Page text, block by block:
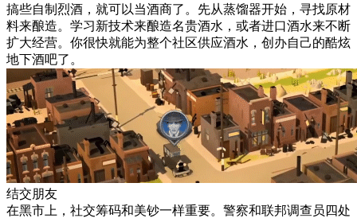
搞些自制烈酒，就可以当酒商了。先从蒸馏器开始，寻找原材
料来酿造。学习新技术来酿造名贵酒水，或者进口酒水来不断
扩大经营。你很快就能为整个社区供应酒水，创办自己的酷炫
地下酒吧了。
结交朋友
在黑市上，社交筹码和美钞一样重要。警察和联邦调查员四处